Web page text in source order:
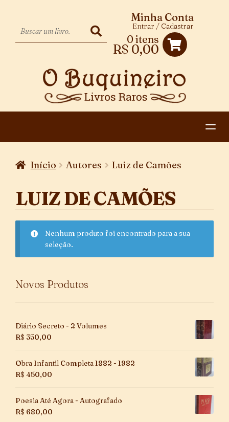
0 itens
R$ 0,00
Minha Conta
Entrar / Cadastrar
DESCENDENTE
PAGAMENTO E ENTREGA
Início Autores Luiz de Camões
LUIZ DE CAMÕES
Nenhum produto foi encontrado para a sua
seleção.
Novos Produtos
Diário Secreto - 2 Volumes
R$ 350,00
Obra Infantil Completa 1882 - 1982
R$ 450,00
Poesia Até Agora - Autografado
R$ 680,00